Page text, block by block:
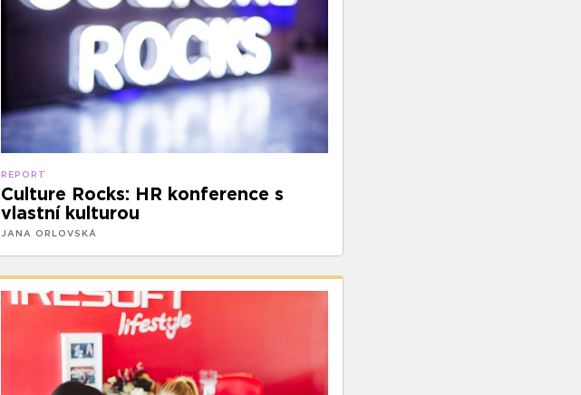
REPORT
Culture Rocks: HR konference s
vlastní kulturou
JANA ORLOVSKÁ